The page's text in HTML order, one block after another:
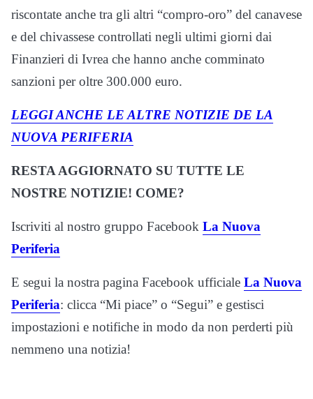
riscontate anche tra gli altri “compro-oro” del canavese
e del chivassese controllati negli ultimi giorni dai
Finanzieri di Ivrea che hanno anche comminato
sanzioni per oltre 300.000 euro.
LEGGI ANCHE LE ALTRE NOTIZIE DE LA
NUOVA PERIFERIA
RESTA AGGIORNATO SU TUTTE LE
NOSTRE NOTIZIE! COME?
Iscriviti al nostro gruppo Facebook La Nuova
Periferia
E segui la nostra pagina Facebook ufficiale La Nuova
Periferia: clicca “Mi piace” o “Segui” e gestisci
impostazioni e notifiche in modo da non perderti più
nemmeno una notizia!